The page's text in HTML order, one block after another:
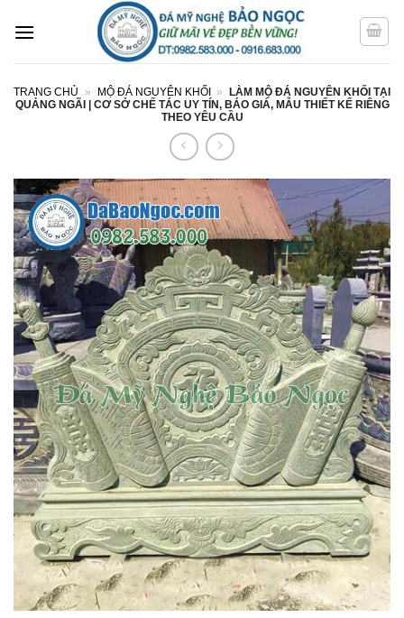
qua
TRANG CHỦ » MỘ ĐÁ NGUYÊN KHỐI »
LÀM MỘ ĐÁ NGUYÊN KHỐI TẠI
QUẢNG NGÃI | CƠ SỞ CHẾ TÁC UY TÍN, BÁO GIÁ, MẪU THIẾT KẾ RIÊNG
THEO YÊU CẦU